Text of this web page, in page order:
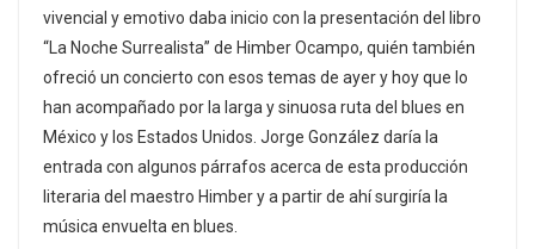
vivencial y emotivo daba inicio con la presentación del libro
“La Noche Surrealista” de Himber Ocampo, quién también
ofreció un concierto con esos temas de ayer y hoy que lo
han acompañado por la larga y sinuosa ruta del blues en
México y los Estados Unidos. Jorge González daría la
entrada con algunos párrafos acerca de esta producción
literaria del maestro Himber y a partir de ahí surgiría la
música envuelta en blues.